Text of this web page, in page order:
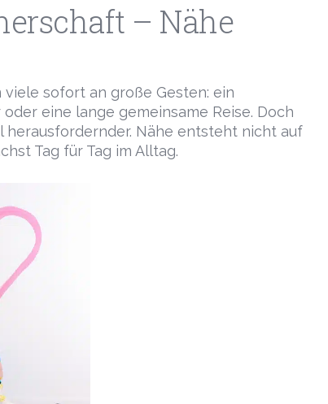
– Nähe
sofort an große Gesten: ein
eine lange gemeinsame Reise. Doch
Nähe entsteht nicht auf
Tag für Tag im Alltag.